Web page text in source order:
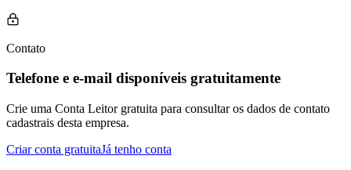
Contato
Telefone e e-mail disponíveis gratuitamente
Crie uma Conta Leitor gratuita para consultar os dados de contato
cadastrais desta empresa.
Criar conta gratuitaJá tenho conta